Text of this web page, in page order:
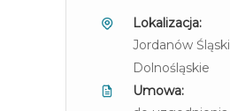
Lokalizacja:
Jordanów Śląski
Dolnośląskie
Umowa: